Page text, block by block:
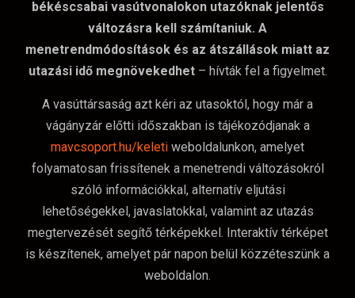
békéscsabai vasútvonalokon utazóknak jelentős
változásra kell számítaniuk. A
menetrendmódosítások és az átszállások miatt az
utazási idő megnövekedhet– hívták fel a figyelmet.
A vasúttársaság azt kéri az utasoktól, hogy már a
vágányzár előtti időszakban is tájékozódjanak a
mavcsoport.hu/keleti weboldalunkon, amelyet
folyamatosan frissítenek a menetrendi változásokról
szóló információkkal, alternatív eljutási
lehetőségekkel, javaslatokkal, valamint az utazás
megtervezését segítő térképekkel. Interaktív térképet
is készítenek, amelyet pár napon belül közzéteszünk a
weboldalon.